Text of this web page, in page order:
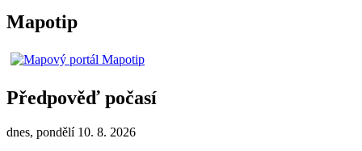
Mapotip
Předpověď počasí
dnes, pondělí 10. 8. 2026